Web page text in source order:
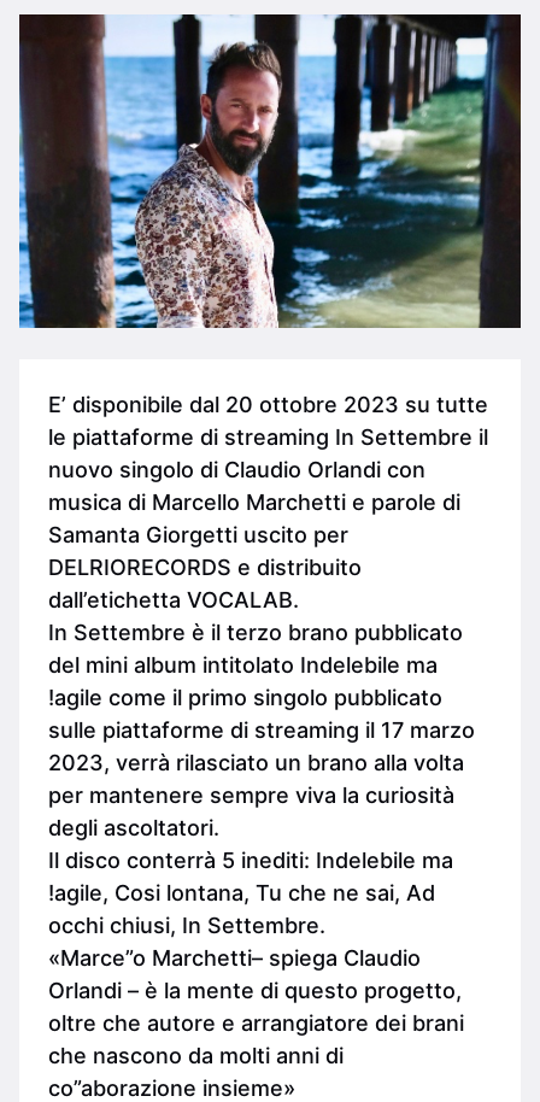
E’ disponibile dal 20 ottobre 2023 su tutte
le piattaforme di streaming In Settembre il
nuovo singolo di Claudio Orlandi con
musica di Marcello Marchetti e parole di
Samanta Giorgetti uscito per
DELRIORECORDS e distribuito
dall’etichetta VOCALAB.
In Settembre è il terzo brano pubblicato
del mini album intitolato Indelebile ma
!agile come il primo singolo pubblicato
sulle piattaforme di streaming il 17 marzo
2023, verrà rilasciato un brano alla volta
per mantenere sempre viva la curiosità
degli ascoltatori.
Il disco conterrà 5 inediti: Indelebile ma
!agile, Cosi lontana, Tu che ne sai, Ad
occhi chiusi, In Settembre.
«Marce”o Marchetti– spiega Claudio
Orlandi – è la mente di questo progetto,
oltre che autore e arrangiatore dei brani
che nascono da molti anni di
co”aborazione insieme»